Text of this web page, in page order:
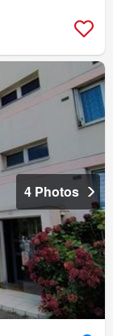
4 Photos